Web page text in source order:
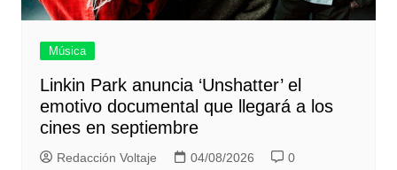
Música
Linkin Park anuncia ‘Unshatter’ el
emotivo documental que llegará a los
cines en septiembre
Redacción Voltaje 04/08/2026 0